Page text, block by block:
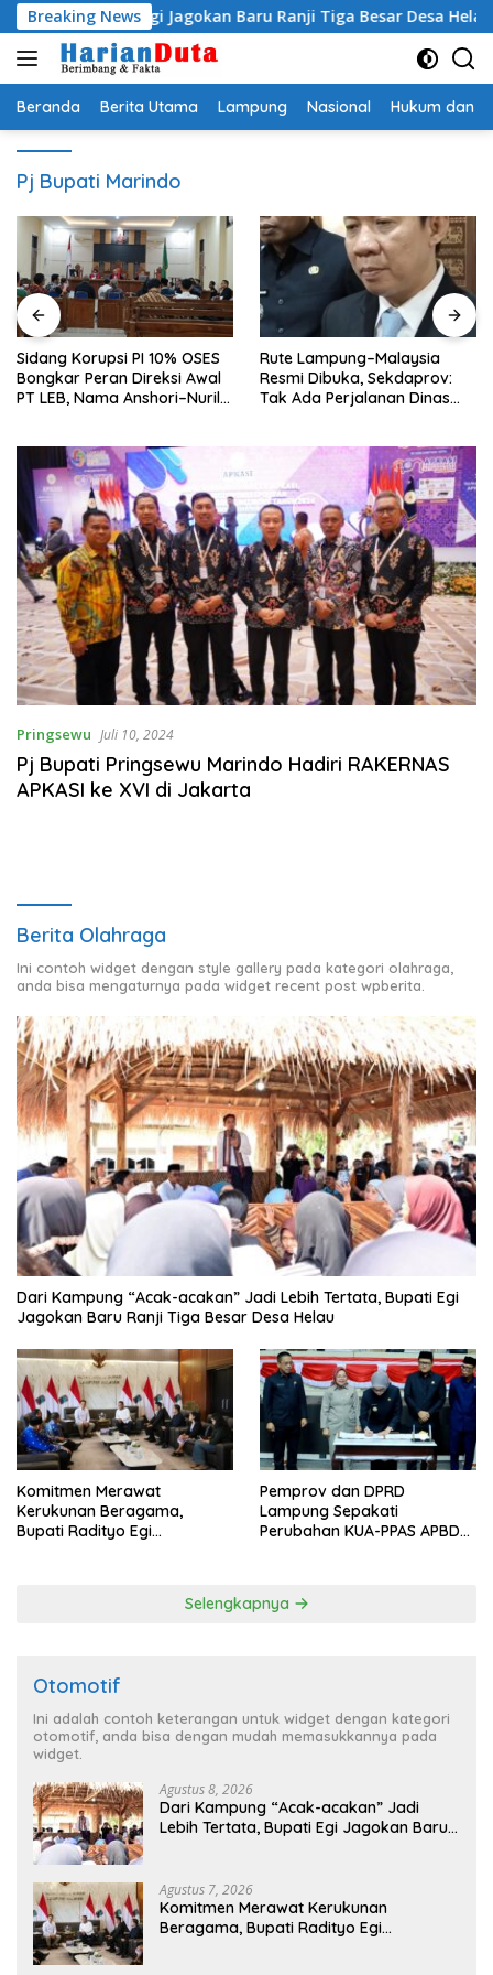
Langsung
ke
konten
Breaking News
Egi Jagokan Baru Ranji Tiga Besar Desa Helau
Beranda Berita Utama Lampung Nasional Hukum dan
Pj Bupati Marindo
Sidang Korupsi PI 10% OSES
Bongkar Peran Direksi Awal
PT LEB, Nama Anshori–Nuril
Rute Lampung–Malaysia
Resmi Dibuka, Sekdaprov:
Tak Ada Perjalanan Dinas
Pringsewu Juli 10, 2024
Pj Bupati Pringsewu Marindo Hadiri RAKERNAS
APKASI ke XVI di Jakarta
Berita Olahraga
Ini contoh widget dengan style gallery pada kategori olahraga,
anda bisa mengaturnya pada widget recent post wpberita.
Dari Kampung “Acak-acakan” Jadi Lebih Tertata, Bupati Egi
Jagokan Baru Ranji Tiga Besar Desa Helau
Komitmen Merawat
Kerukunan Beragama,
Bupati Radityo Egi
Pemprov dan DPRD
Lampung Sepakati
Perubahan KUA-PPAS APBD
Selengkapnya
Otomotif
Ini adalah contoh keterangan untuk widget dengan kategori
otomotif, anda bisa dengan mudah memasukkannya pada
widget.
Agustus 8, 2026
Dari Kampung “Acak-acakan” Jadi
Lebih Tertata, Bupati Egi Jagokan Baru
Agustus 7, 2026
Komitmen Merawat Kerukunan
Beragama, Bupati Radityo Egi